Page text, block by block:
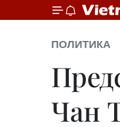
ПОЛИТИКА
Чан